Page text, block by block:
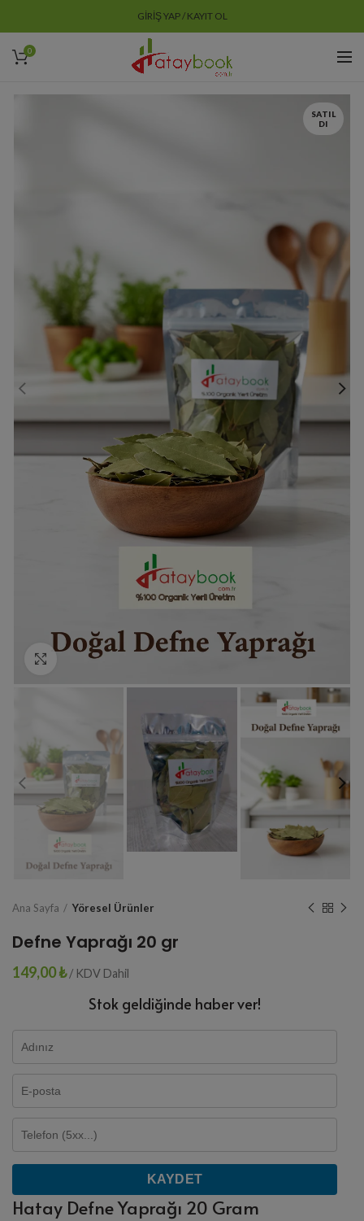
GIRIŞ YAP / KAYIT OL
0
SATIL
DI
Click to enlarge
Ana Sayfa Yöresel Ürünler
Defne Yaprağı 20 gr
149,00₺ / KDV Dahil
Stok geldiğinde haber ver!
KAYDET
Hatay Defne Yaprağı 20 Gram